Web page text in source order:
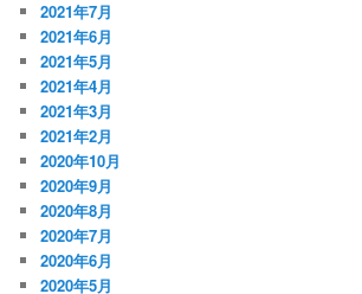
2021年7月
2021年6月
2021年5月
2021年4月
2021年3月
2021年2月
2020年10月
2020年9月
2020年8月
2020年7月
2020年6月
2020年5月